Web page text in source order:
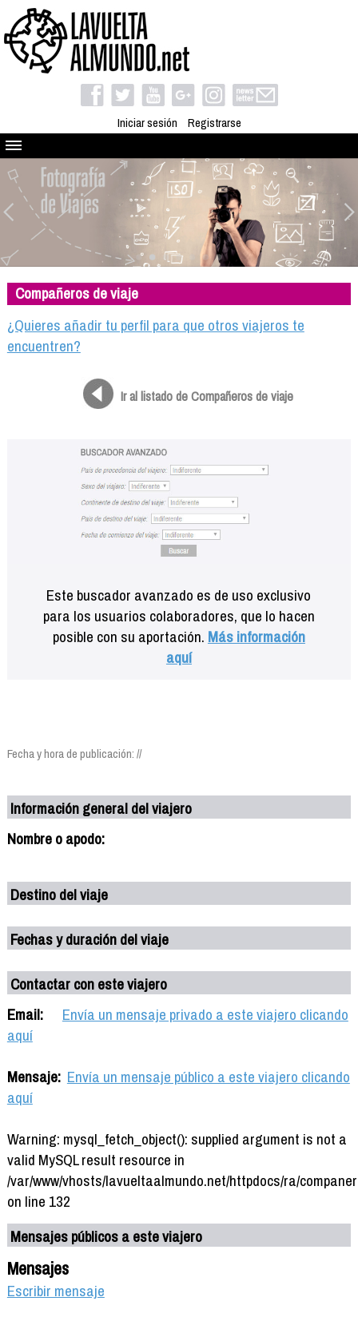
Iniciar sesión Registrarse
Quienes somos
El proyecto
Blog
Viaja con nosotros
Camino solidario
Libros
Compañeros de viaje
Compañeros de viaje
¿Quieres añadir tu perfil para que otros viajeros te
encuentren?
Ir al listado de Compañeros de viaje
Este buscador avanzado es de uso exclusivo
para los usuarios colaboradores, que lo hacen
posible con su aportación. Más información
aquí
Fecha y hora de publicación: //
Información general del viajero
Nombre o apodo:
Destino del viaje
Fechas y duración del viaje
Contactar con este viajero
Email:
Envía un mensaje privado a este viajero clicando
aquí
Mensaje: Envía un mensaje público a este viajero clicando
aquí
Warning: mysql_fetch_object(): supplied argument is not a
valid MySQL result resource in
/var/www/vhosts/lavueltaalmundo.net/httpdocs/ra/
on line 132
Mensajes públicos a este viajero
Mensajes
Escribir mensaje